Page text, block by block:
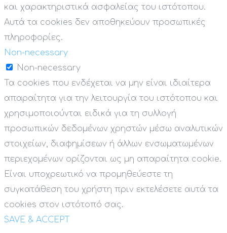
και χαρακτηριστικά ασφαλείας του ιστότοπου.
Αυτά τα cookies δεν αποθηκεύουν προσωπικές
πληροφορίες.
Non-necessary
Non-necessary
Τα cookies που ενδέχεται να μην είναι ιδιαίτερα
απαραίτητα για την λειτουργία του ιστότοπου και
χρησιμοποιούνται ειδικά για τη συλλογή
προσωπικών δεδομένων χρηστών μέσω αναλυτικών
στοιχείων, διαφημίσεων ή άλλων ενσωματωμένων
περιεχομένων ορίζονται ως μη απαραίτητα cookie.
Είναι υποχρεωτικό να προμηθεύεστε τη
συγκατάθεση του χρήστη πριν εκτελέσετε αυτά τα
cookies στον ιστότοπό σας.
SAVE & ACCEPT